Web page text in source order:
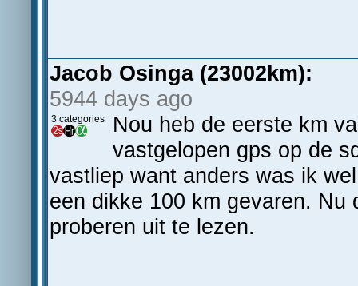
Jacob Osinga (23002km):
5944 days ago
3 categories
Nou heb de eerste km
vastgelopen gps op de
vastliep want anders was ik
een dikke 100 km gevaren. Nu
proberen uit te lezen.